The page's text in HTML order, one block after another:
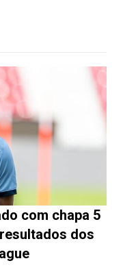
com chapa 5
dos